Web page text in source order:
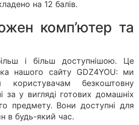
на 12 балів.
комп’ютер та
і більш доступнішою. Це
нашого сайту GDZ4YOU: ми
користувачам безкоштовну
за у вигляді готових домашніх
предмету. Вони доступні для
в будь-який час.